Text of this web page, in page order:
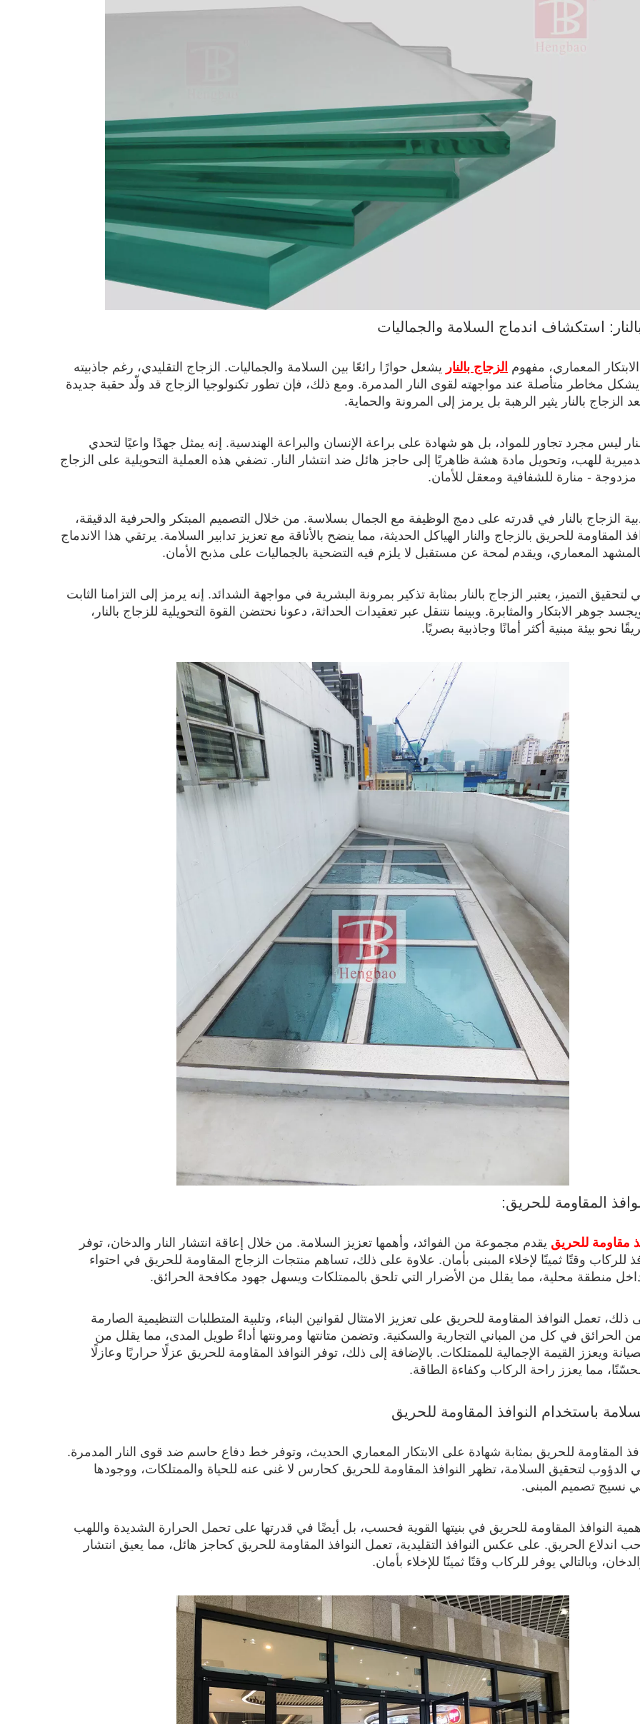
استكشاف اندماج السلامة والجماليات
المعماري، مفهوم الزجاج بالنار يشعل حوارًا رائعًا بين السلامة والجماليات. الزجاج التقليدي، رغم جاذبيته
يشكل مخاطر متأصلة عند مواجهته لقوى النار المدمرة. ومع ذلك، فإن تطور تكنولوجيا الزجاج قد ولّد حقبة جديدة
الزجاج بالنار يثير الرهبة بل يرمز إلى المرونة والحماية.
ليس مجرد تجاور للمواد، بل هو شهادة على براعة الإنسان والبراعة الهندسية. إنه يمثل جهدًا واعيًا لتحدي
للهب، وتحويل مادة هشة ظاهريًا إلى حاجز هائل ضد انتشار النار. تضفي هذه العملية التحويلية على الزجاج
مزدوجة - منارة للشفافية ومعقل للأمان.
الزجاج بالنار في قدرته على دمج الوظيفة مع الجمال بسلاسة. من خلال التصميم المبتكر والحرفية الدقيقة،
المقاومة للحريق بالزجاج والنار الهياكل الحديثة، مما ينضح بالأناقة مع تعزيز تدابير السلامة. يرتقي هذا الاندماج
بالمشهد المعماري، ويقدم لمحة عن مستقبل لا يلزم فيه التضحية بالجماليات على مذبح الأمان.
التميز، يعتبر الزجاج بالنار بمثابة تذكير بمرونة البشرية في مواجهة الشدائد. إنه يرمز إلى التزامنا الثابت
جوهر الابتكار والمثابرة. وبينما نتنقل عبر تعقيدات الحداثة، دعونا نحتضن القوة التحويلية للزجاج بالنار،
نحو بيئة مبنية أكثر أمانًا وجاذبية بصريًا.
المقاومة للحريق:
مقاومة للحريق يقدم مجموعة من الفوائد، وأهمها تعزيز السلامة. من خلال إعاقة انتشار النار والدخان، توفر
للركاب وقتًا ثمينًا لإخلاء المبنى بأمان. علاوة على ذلك، تساهم منتجات الزجاج المقاومة للحريق في احتواء
داخل منطقة محلية، مما يقلل من الأضرار التي تلحق بالممتلكات ويسهل جهود مكافحة الحرائق.
ذلك، تعمل النوافذ المقاومة للحريق على تعزيز الامتثال لقوانين البناء، وتلبية المتطلبات التنظيمية الصارمة
الحرائق في كل من المباني التجارية والسكنية. وتضمن متانتها ومرونتها أداءً طويل المدى، مما يقلل من
ويعزز القيمة الإجمالية للممتلكات. بالإضافة إلى ذلك، توفر النوافذ المقاومة للحريق عزلًا حراريًا وعازلًا
مما يعزز راحة الركاب وكفاءة الطاقة.
باستخدام النوافذ المقاومة للحريق
المقاومة للحريق بمثابة شهادة على الابتكار المعماري الحديث، وتوفر خط دفاع حاسم ضد قوى النار المدمرة.
لتحقيق السلامة، تظهر النوافذ المقاومة للحريق كحارس لا غنى عنه للحياة والممتلكات، ووجودها
نسيج تصميم المبنى.
النوافذ المقاومة للحريق في بنيتها القوية فحسب، بل أيضًا في قدرتها على تحمل الحرارة الشديدة واللهب
اندلاع الحريق. على عكس النوافذ التقليدية، تعمل النوافذ المقاومة للحريق كحاجز هائل، مما يعيق انتشار
وبالتالي يوفر للركاب وقتًا ثمينًا للإخلاء بأمان.